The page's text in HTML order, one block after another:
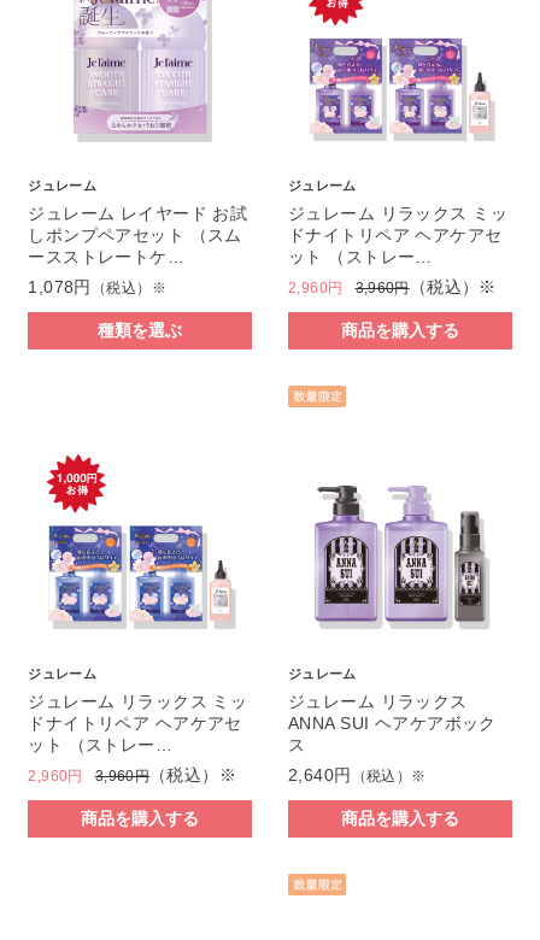
ジュレーム
ジュレーム レイヤード お試
しポンプペアセット （スム
ースストレートケ…
1,078円
（税込）※
種類を選ぶ
ジュレーム
ジュレーム リラックス ミッ
ドナイトリペア ヘアケアセ
ット （ストレー…
2,960円 3,960円（税込）※
商品を購入する
ジュレーム
ジュレーム リラックス ミッ
ドナイトリペア ヘアケアセ
ット （ストレー…
2,960円 3,960円 （税込）※
商品を購入する
ジュレーム
ジュレーム リラックス
ANNA SUI ヘアケアボック
ス
2,640円
（税込）※
商品を購入する